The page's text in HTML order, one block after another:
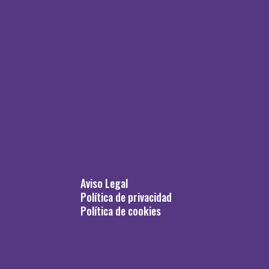
Aviso Legal
Política de privacidad
Política de cookies